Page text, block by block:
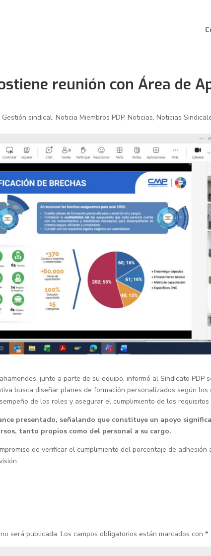
reunión con Área de
Gestión sindical,Noticia Miembros PDP,Noticias,Noticias
junto a parte de su equipo, informó al Sindicato PDP
busca diseñar planes de formación personalizados según los
de los roles y asegurar el cumplimiento de los
presentado, señalando que constituye un apoyo
tanto propios como del personal a su cargo.
de verificar el cumplimiento del porcentaje de adhesión
será publicada. Los campos obligatorios están marcados con*